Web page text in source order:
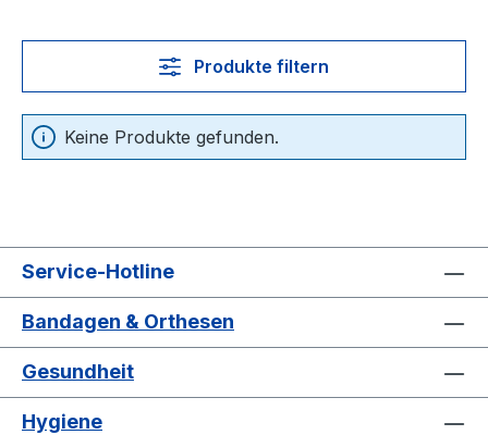
Produkte filtern
Keine Produkte gefunden.
Service-Hotline
Bandagen & Orthesen
Gesundheit
Hygiene